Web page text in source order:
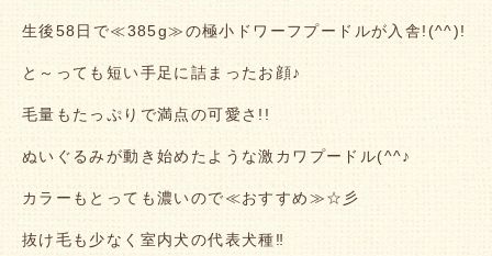
生後58日で≪385g≫の極小ドワーフプードルが入舎!(^^)!
と～っても短い手足に詰まったお顔♪
毛量もたっぷりで満点の可愛さ!!
ぬいぐるみが動き始めたような激カワプードル(^^♪
カラーもとっても濃いので≪おすすめ≫☆彡
抜け毛も少なく室内犬の代表犬種‼